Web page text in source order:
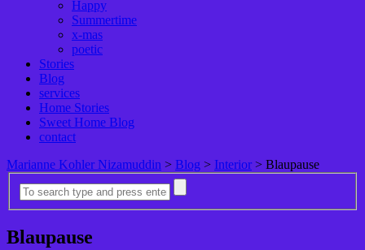
Happy
Summertime
x-mas
poetic
Stories
Blog
services
Home Stories
Sweet Home Blog
contact
Marianne Kohler Nizamuddin > Blog > Interior > Blaupause
Blaupause